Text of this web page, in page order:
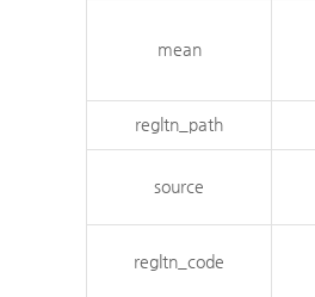
mean
regltn_path
source
regltn_code